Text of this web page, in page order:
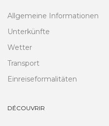
Allgemeine Informationen
Unterkünfte
Wetter
Transport
Einreiseformalitäten
DÉCOUVRIR